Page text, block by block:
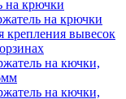
на крючки
на крючки
крепления вывесок
на кючки,
на кючки,